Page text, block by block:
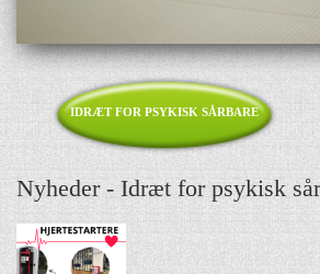
IDRÆT FOR PSYKISK SÅRBARE
Nyheder - Idræt for psykisk